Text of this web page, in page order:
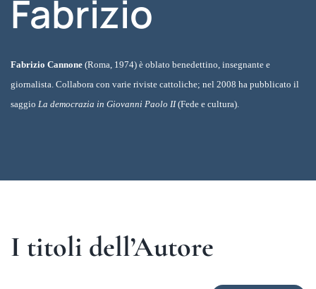
Fabrizio
Fabrizio Cannone(Roma, 1974) è oblato benedettino, insegnante e
giornalista. Collabora con varie riviste cattoliche; nel 2008 ha pubblicato il
saggio La democrazia in Giovanni Paolo II(Fede e cultura).
I titoli dell’Autore